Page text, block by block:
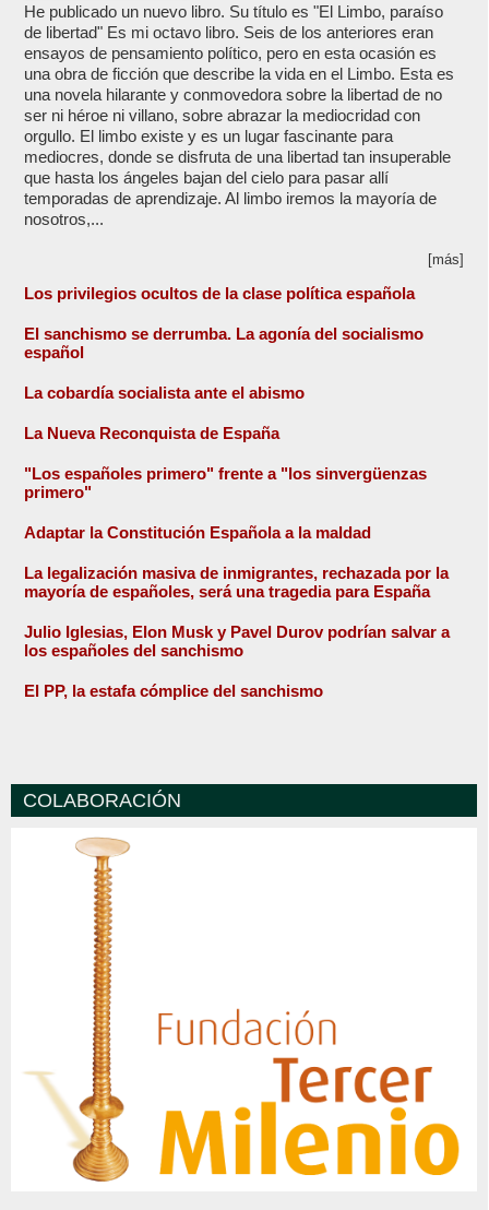
He publicado un nuevo libro. Su título es "El Limbo, paraíso
de libertad" Es mi octavo libro. Seis de los anteriores eran
ensayos de pensamiento político, pero en esta ocasión es
una obra de ficción que describe la vida en el Limbo. Esta es
una novela hilarante y conmovedora sobre la libertad de no
ser ni héroe ni villano, sobre abrazar la mediocridad con
orgullo. El limbo existe y es un lugar fascinante para
mediocres, donde se disfruta de una libertad tan insuperable
que hasta los ángeles bajan del cielo para pasar allí
temporadas de aprendizaje. Al limbo iremos la mayoría de
nosotros,...
[más]
Los privilegios ocultos de la clase política española
El sanchismo se derrumba. La agonía del socialismo
español
La cobardía socialista ante el abismo
La Nueva Reconquista de España
"Los españoles primero" frente a "los sinvergüenzas
primero"
Adaptar la Constitución Española a la maldad
La legalización masiva de inmigrantes, rechazada por la
mayoría de españoles, será una tragedia para España
Julio Iglesias, Elon Musk y Pavel Durov podrían salvar a
los españoles del sanchismo
El PP, la estafa cómplice del sanchismo
COLABORACIÓN